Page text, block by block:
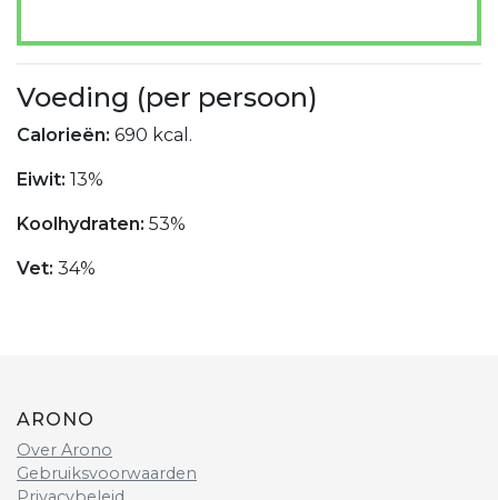
Voeding (per persoon)
Calorieën: 690 kcal.
Eiwit: 13%
Koolhydraten: 53%
Vet: 34%
ARONO
Over Arono
Gebruiksvoorwaarden